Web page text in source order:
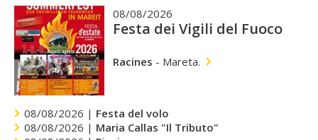
08/08/2026
Festa dei Vigili del Fuoco
Racines - Mareta.
08/08/2026 | Festa del volo
08/08/2026 | Maria Callas "Il Tributo"